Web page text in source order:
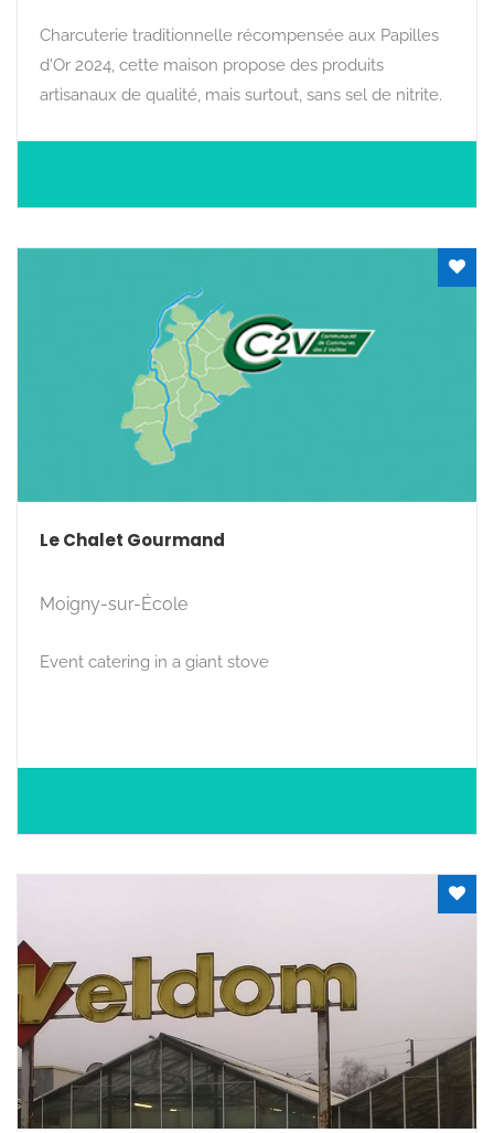
Charcuterie traditionnelle récompensée aux Papilles
d'Or 2024, cette maison propose des produits
artisanaux de qualité, mais surtout, sans sel de nitrite.
Le Chalet Gourmand
Moigny-sur-École
Event catering in a giant stove